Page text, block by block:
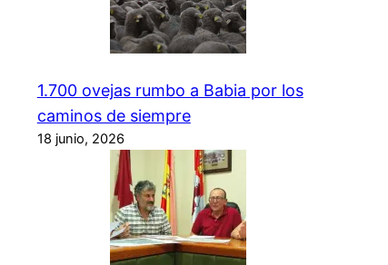
1.700 ovejas rumbo a Babia por los
caminos de siempre
18 junio, 2026